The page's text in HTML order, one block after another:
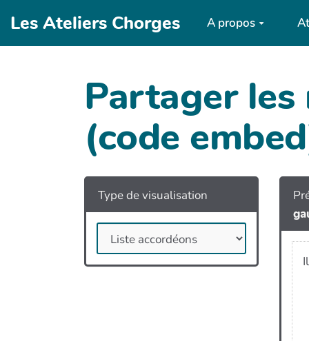
Aller au contenu principal
Les Ateliers Chorges A propos
Partager
(code
Type de visualisation